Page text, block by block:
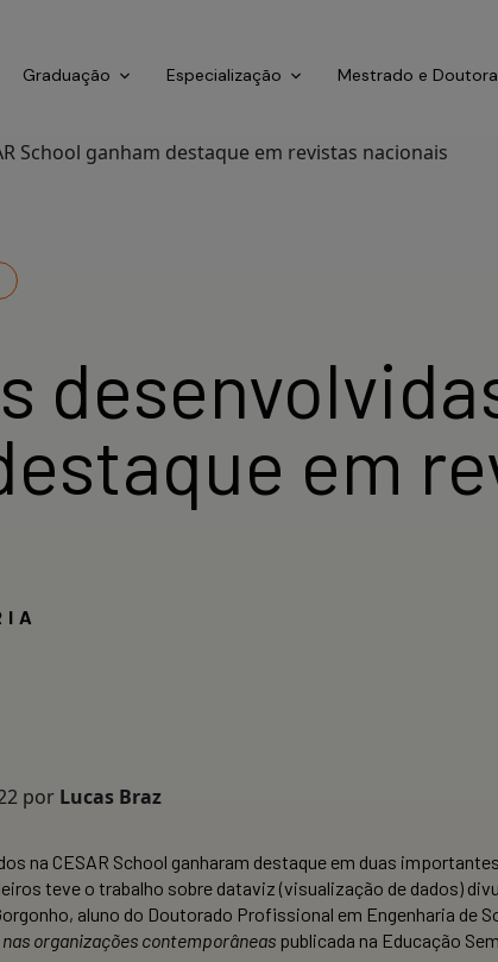
Graduação Especialização Mestrado e
em
por Lucas Braz
na CESAR School ganharam destaque em duas
teve o trabalho sobre dataviz (visualização de dados)
aluno do Doutorado Profissional em Engenharia de
organizações contemporâneas publicada na Educação